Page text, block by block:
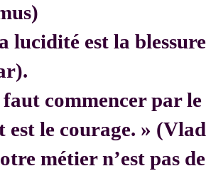
lucidité est la
commencer par le
est le courage. »
métier n’est pas